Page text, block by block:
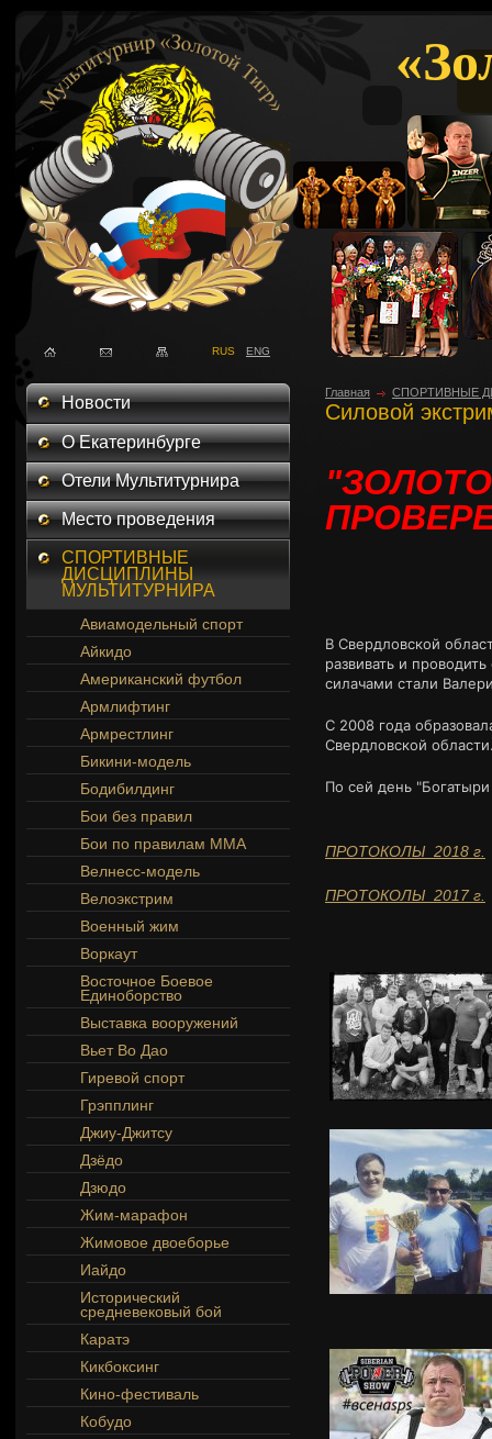
RUS ENG
Новости
О Екатеринбурге
Отели Мультитурнира
Место проведения
СПОРТИВНЫЕ
ДИСЦИПЛИНЫ
МУЛЬТИТУРНИРА
Авиамодельный спорт
Айкидо
Американский футбол
Армлифтинг
Армрестлинг
Бикини-модель
Бодибилдинг
Бои без правил
Бои по правилам ММА
Велнесс-модель
Велоэкстрим
Военный жим
Воркаут
Восточное Боевое
Единоборство
Выставка вооружений
Вьет Во Дао
Гиревой спорт
Грэпплинг
Джиу-Джитсу
Дзёдо
Дзюдо
Жим-марафон
Жимовое двоеборье
Иайдо
Исторический
средневековый бой
Каратэ
Кикбоксинг
Кино-фестиваль
Кобудо
Главная СПОРТИВНЫЕ
Силовой
В Свердловской
развивать и
силачами стали
С 2008 года
Свердловской
По сей день
ПРОТОКОЛЫ 2018 г.
ПРОТОКОЛЫ 2017 г.